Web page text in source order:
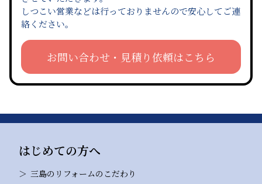
しつこい営業などは行っておりませんので安心してご連
絡ください。
お問い合わせ・見積り依頼はこちら
はじめての方へ
三島のリフォームのこだわり